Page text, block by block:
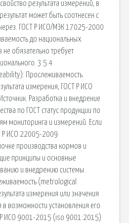
результата измерений, в
может быть соотнесен с
ГОСТ Р ИСО/МЭК 17025-2000
до национальных
обязательно требует
3.5.4
Прослеживаемость
измерения, ГОСТ Р ИСО
Разработка и внедрение
по ГОСТ статус продукции по
мониторинга и измерений. Если
Р ИСО 22005-2009
производства кормов и
принципы и основные
и внедрению системы.
(metrological
измерения или значения
возможности установления его
Р ИСО 9001-2015 (iso 9001:2015)